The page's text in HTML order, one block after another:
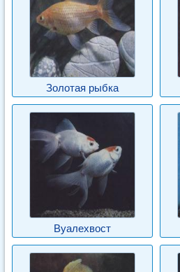
Золотая рыбка
Вуалехвост